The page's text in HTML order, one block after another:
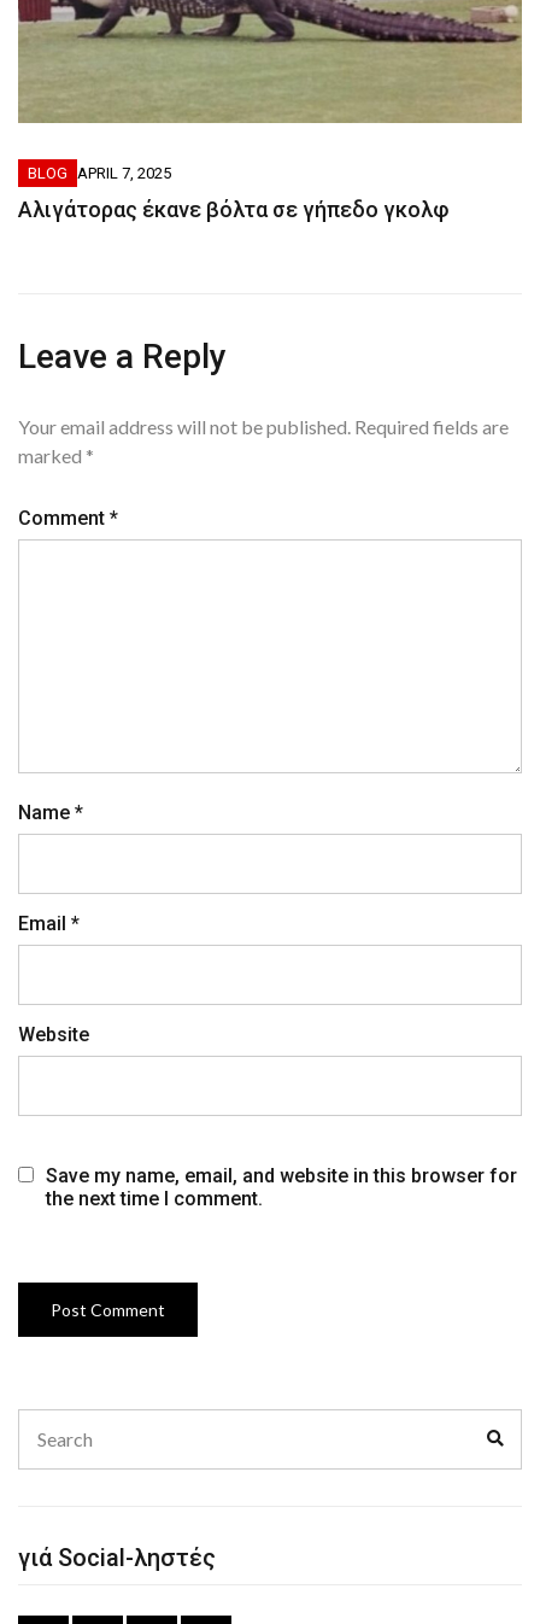
BLOG APRIL 7, 2025
Αλιγάτορας έκανε βόλτα σε γήπεδο γκολφ
Leave a Reply
Your email address will not be published. Required fields are
marked *
Comment *
Name *
Email *
Website
Save my name, email, and website in this browser for
the next time I comment.
for:
γιά Social-ληστές